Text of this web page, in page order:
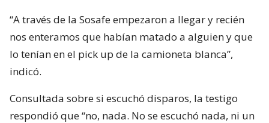
“A través de la Sosafe empezaron a llegar y recién
nos enteramos que habían matado a alguien y que
lo tenían en el pick up de la camioneta blanca”,
indicó.
Consultada sobre si escuchó disparos, la testigo
respondió que “no, nada. No se escuchó nada, ni un